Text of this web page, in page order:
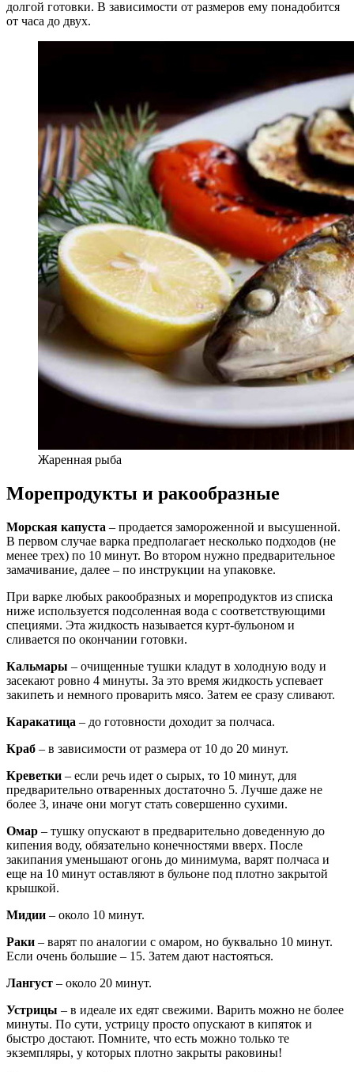
долгой готовки. В зависимости от размеров ему понадобится
от часа до двух.
Жаренная рыба
Морепродукты и ракообразные
Морская капуста – продается замороженной и высушенной.
В первом случае варка предполагает несколько подходов (не
менее трех) по 10 минут. Во втором нужно предварительное
замачивание, далее – по инструкции на упаковке.
При варке любых ракообразных и морепродуктов из списка
ниже используется подсоленная вода с соответствующими
специями. Эта жидкость называется курт-бульоном и
сливается по окончании готовки.
Кальмары – очищенные тушки кладут в холодную воду и
засекают ровно 4 минуты. За это время жидкость успевает
закипеть и немного проварить мясо. Затем ее сразу сливают.
Каракатица – до готовности доходит за полчаса.
Краб – в зависимости от размера от 10 до 20 минут.
Креветки – если речь идет о сырых, то 10 минут, для
предварительно отваренных достаточно 5. Лучше даже не
более 3, иначе они могут стать совершенно сухими.
Омар – тушку опускают в предварительно доведенную до
кипения воду, обязательно конечностями вверх. После
закипания уменьшают огонь до минимума, варят полчаса и
еще на 10 минут оставляют в бульоне под плотно закрытой
крышкой.
Мидии – около 10 минут.
Раки – варят по аналогии с омаром, но буквально 10 минут.
Если очень большие – 15. Затем дают настояться.
Лангуст – около 20 минут.
Устрицы – в идеале их едят свежими. Варить можно не более
минуты. По сути, устрицу просто опускают в кипяток и
быстро достают. Помните, что есть можно только те
экземпляры, у которых плотно закрыты раковины!